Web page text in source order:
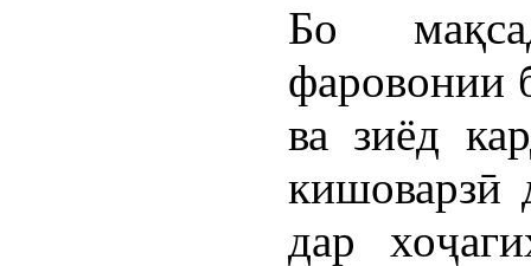
Бо
фаровонии
ва зиёд
кишоварзӣ
дар